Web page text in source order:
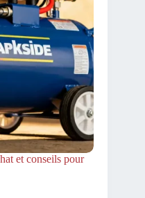
et conseils pour